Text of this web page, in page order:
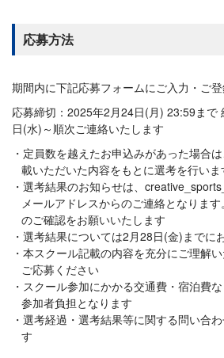
応募方法
期間内に下記応募フォームにご入力・ご登
応募締切：2025年2月24日(月) 23:59まで
日(水)～順次ご連絡いたします
定員数を越えたお申込みがあった場合
載いただいた内容をもとに選考を行いま
選考結果のお知らせは、
メールアドレスからのご連絡となりま
のご確認をお願いいたします
選考結果については2月28日(金)までに
本スクール記載の内容を充分にご理解い
ご応募ください
スクール参加にかかる交通費・宿泊費
参加者負担となります
選考経過・選考結果等に関する問い合
す